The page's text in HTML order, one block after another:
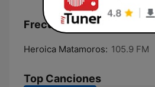
Frecuencias Mega 105.9
Heroica Matamoros: 105.9 FM
Top Canciones